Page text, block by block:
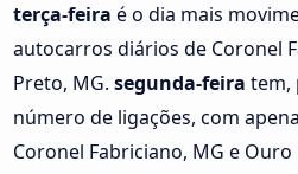
terça-feira é o dia mais
autocarros diários de Coronel
Preto, MG. segunda-feira tem,
número de ligações, com
Coronel Fabriciano, MG e Ouro